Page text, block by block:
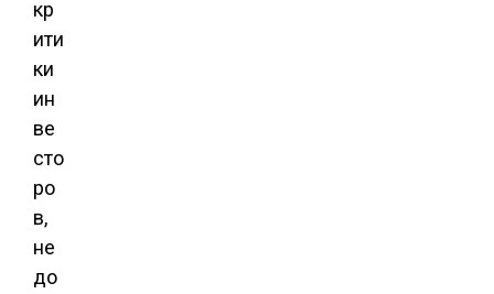
кр
ити
ки
ин
ве
сто
ро
в,
не
до